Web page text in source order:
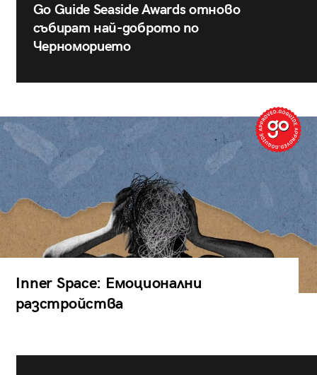
Go Guide Seaside Awards отново
събират най-доброто по
Черноморието
Inner Space: Емоционални
разстройства